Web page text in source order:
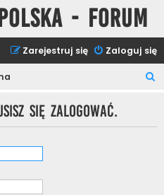
- Forum
Zaloguj się
Zarejestruj się
k
się zalogować.